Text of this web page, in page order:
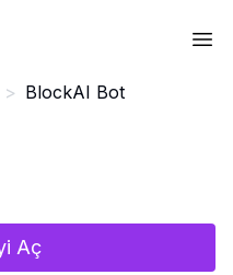
> BlockAI Bot
Aç